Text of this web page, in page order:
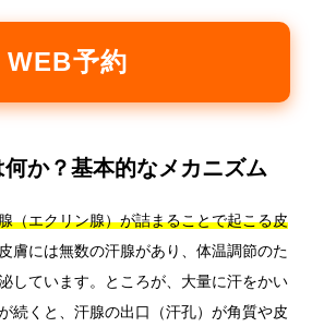
WEB予約
か？基本的なメカニズム
（エクリン腺）が詰まることで起こる皮
膚には無数の汗腺があり、体温調節のた
しています。ところが、大量に汗をかい
続くと、汗腺の出口（汗孔）が角質や皮